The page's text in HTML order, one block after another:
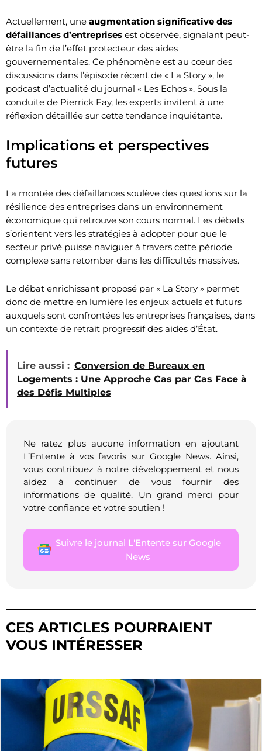
Actuellement, une augmentation significative des
défaillances d’entreprises est observée, signalant peut-
être la fin de l’effet protecteur des aides
gouvernementales. Ce phénomène est au cœur des
discussions dans l’épisode récent de « La Story », le
podcast d’actualité du journal « Les Echos ». Sous la
conduite de Pierrick Fay, les experts invitent à une
réflexion détaillée sur cette tendance inquiétante.
Implications et perspectives
futures
La montée des défaillances soulève des questions sur la
résilience des entreprises dans un environnement
économique qui retrouve son cours normal. Les débats
s’orientent vers les stratégies à adopter pour que le
secteur privé puisse naviguer à travers cette période
complexe sans retomber dans les difficultés massives.
Le débat enrichissant proposé par « La Story » permet
donc de mettre en lumière les enjeux actuels et futurs
auxquels sont confrontées les entreprises françaises, dans
un contexte de retrait progressif des aides d’État.
Lire aussi : Conversion de Bureaux en
Logements : Une Approche Cas par Cas Face à
des Défis Multiples
Ne ratez plus aucune information en ajoutant
L’Entente à vos favoris sur Google News. Ainsi,
vous contribuez à notre développement et nous
aidez à continuer de vous fournir des
informations de qualité. Un grand merci pour
votre confiance et votre soutien !
Suivre le journal L'Entente sur Google
News
CES ARTICLES POURRAIENT
VOUS INTÉRESSER